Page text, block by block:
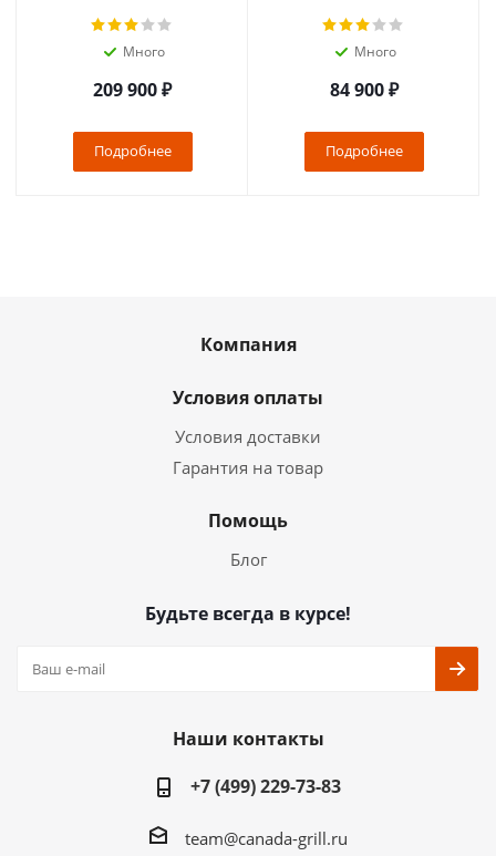
Много
209 900₽
Подробнее
Много
84 900₽
Подробнее
Компания
Условия оплаты
Условия доставки
Гарантия на товар
Помощь
Блог
Будьте всегда в курсе!
Наши контакты
+7 (499) 229-73-83
team@canada-grill.ru